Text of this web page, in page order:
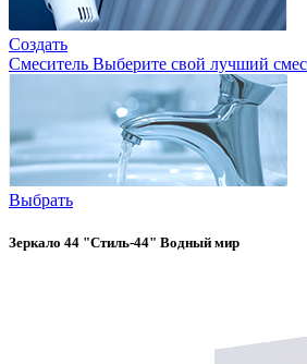
Создать
Смеситель Выберите свой лучший
Выбрать
Зеркало 44 "Стиль-44" Водный мир